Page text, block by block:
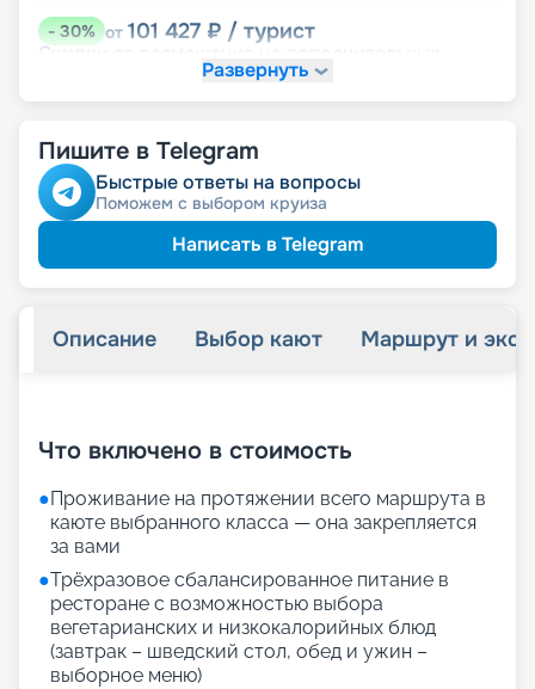
-30% от 101 427 ₽ / турист
Скидки за размещение на дополнительных
-10% от 130 406 ₽/ турист
Скидка сотрудникам силовыхведомств
Скидкаветеранам
Скидка многодетнымсемьям
пенсионерам
Развернуть
Пишите в Telegram
Быстрые ответы на вопросы
Поможем с выбором круиза
Написать в Telegram
Описание Выбор кают Маршрут и
Что включено в стоимость
●Проживание на протяжении всего маршрута в
каюте выбранного класса — она закрепляется
за вами
●Трёхразовое сбалансированное питание в
ресторане с возможностью выбора
вегетарианских и низкокалорийных блюд
(завтрак – шведский стол, обед и ужин –
выборное меню)